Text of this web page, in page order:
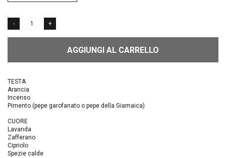
AGGIUNGI AL CARRELLO
TESTA
Arancia
Incenso
Pimento (pepe garofanato o pepe della Giamaica)
CUORE
Lavanda
Zafferano
Cipriolo
Spezie calde